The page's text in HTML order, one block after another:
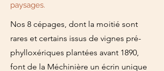
paysages.
Nos 8 cépages, dont la moitié sont
rares et certains issus de vignes pré-
phylloxériques plantées avant 1890,
font de la Méchinière un écrin unique